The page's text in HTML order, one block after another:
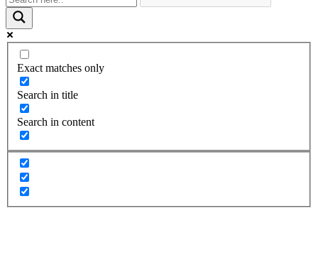
Exact matches only
Search in title
Search in content